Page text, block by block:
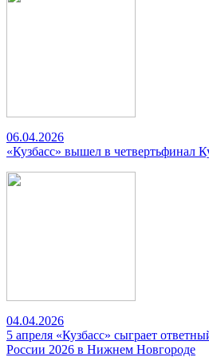
06.04.2026
«Кузбасс» вышел в четвертьфинал
04.04.2026
5 апреля «Кузбасс» сыграет
России 2026 в Нижнем Новгороде